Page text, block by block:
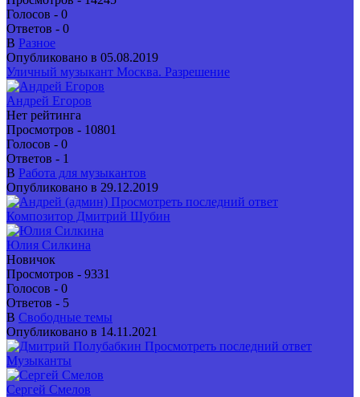
Голосов - 0
Ответов - 0
В Разное
Опубликовано в 05.08.2019
Уличный музыкант Москва. Разрешение
Андрей Егоров
Нет рейтинга
Просмотров - 10801
Голосов - 0
Ответов - 1
В Работа для музыкантов
Опубликовано в 29.12.2019
Просмотреть последний ответ
Композитор Дмитрий Шубин
Юлия Силкина
Новичок
Просмотров - 9331
Голосов - 0
Ответов - 5
В Свободные темы
Опубликовано в 14.11.2021
Просмотреть последний ответ
Музыканты
Сергей Смелов